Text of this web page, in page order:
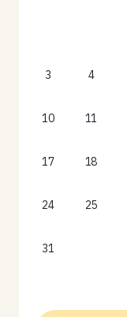
3 4
10 11
17 18
24 25
31